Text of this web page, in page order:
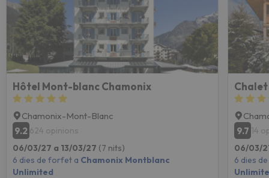
Hôtel Mont-blanc Chamonix
Chamonix-Mont-Blanc
9.2 624 opinions
06/03/27 a 13/03/27 (7 nits)
6 dies de forfet a Chamonix Montblanc
Unlimited
9.7 14
06/03/
6 dies